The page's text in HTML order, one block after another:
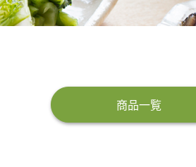
商品一覧